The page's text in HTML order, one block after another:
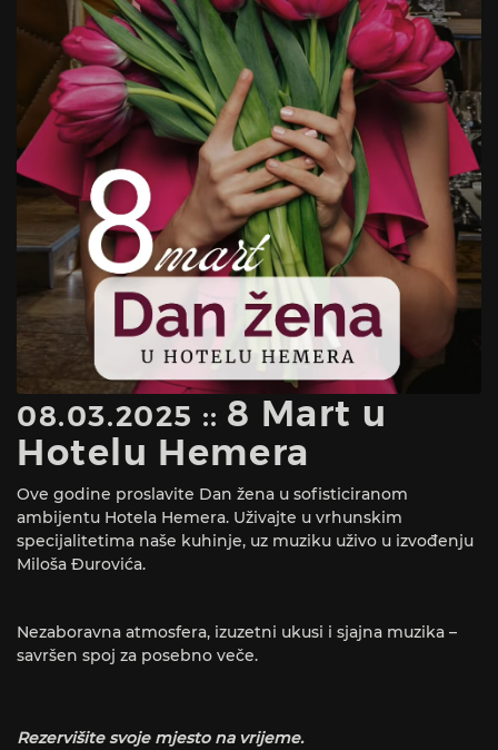
08.03.2025 :: 8 Mart u
Hotelu Hemera
Ove godine proslavite Dan žena u sofisticiranom
ambijentu Hotela Hemera. Uživajte u vrhunskim
specijalitetima naše kuhinje, uz muziku uživo u izvođenju
Miloša Đurovića.
Nezaboravna atmosfera, izuzetni ukusi i sjajna muzika –
savršen spoj za posebno veče.
Rezervišite svoje mjesto na vrijeme.